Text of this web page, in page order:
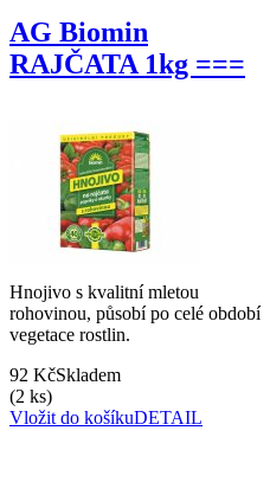
AG Biomin
RAJČATA 1kg ===
Hnojivo s kvalitní mletou
rohovinou, působí po celé období
vegetace rostlin.
92 KčSkladem
(2 ks)
Vložit do košíkuDETAIL